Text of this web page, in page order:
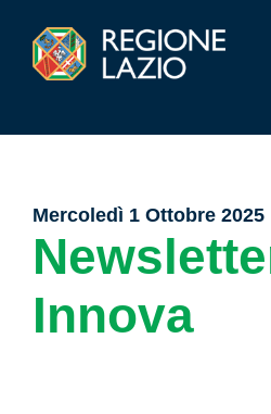
Mercoledì 1 Ottobre 2025
Innova